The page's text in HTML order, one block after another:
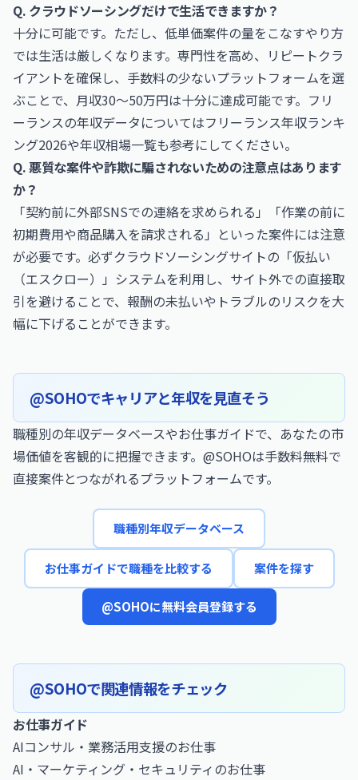
Q. クラウドソーシングだけで生活できますか？
十分に可能です。ただし、低単価案件の量をこなすやり方
では生活は厳しくなります。専門性を高め、リピートクラ
イアントを確保し、手数料の少ないプラットフォームを選
ぶことで、月収30〜50万円は十分に達成可能です。フリ
ーランスの年収データについてはフリーランス年収ランキ
ング2026や年収相場一覧も参考にしてください。
Q. 悪質な案件や詐欺に騙されないための注意点はあります
か？
「契約前に外部SNSでの連絡を求められる」「作業の前に
初期費用や商品購入を請求される」といった案件には注意
が必要です。必ずクラウドソーシングサイトの「仮払い
（エスクロー）」システムを利用し、サイト外での直接取
引を避けることで、報酬の未払いやトラブルのリスクを大
幅に下げることができます。
@SOHOでキャリアと年収を見直そう
職種別の年収データベースやお仕事ガイドで、あなたの市
場価値を客観的に把握できます。@SOHOは手数料無料で
直接案件とつながれるプラットフォームです。
職種別年収データベース
お仕事ガイドで職種を比較する 案件を探す
@SOHOに無料会員登録する
@SOHOで関連情報をチェック
お仕事ガイド
AIコンサル・業務活用支援のお仕事
AI・マーケティング・セキュリティのお仕事